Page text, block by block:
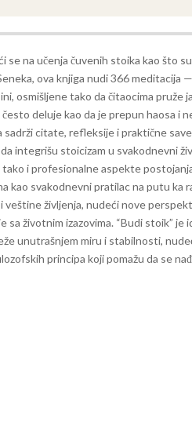
se na učenja čuvenih stoika kao što
ova knjiga nudi 366 meditacija
osmišljene tako da čitaocima pruže
deluje kao da je prepun haosa i
sadrži citate, refleksije i praktične
integrišu stoicizam u svakodnevni
tako i profesionalne aspekte
kao svakodnevni pratilac na putu ka
veštine življenja, nudeći nove
sa životnim izazovima. “Budi stoik” je
unutrašnjem miru i stabilnosti,
principa koji pomažu da se